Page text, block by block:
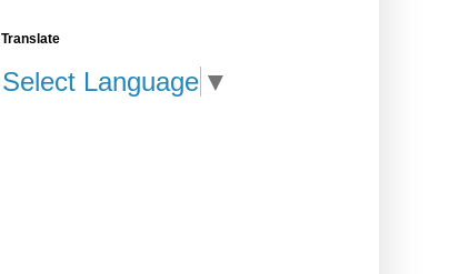
Translate
Select Language ▼